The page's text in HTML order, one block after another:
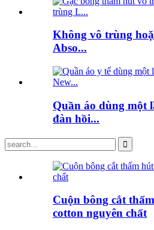
Không vô trùng
Abso...
Quần áo dùng một
đàn hồi...
Cuộn bông cắt
cotton nguyên chất